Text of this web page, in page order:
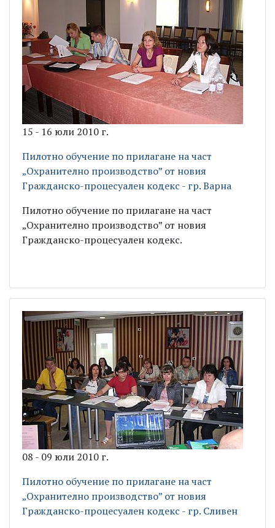
15 - 16 юли 2010 г.
Пилотно обучение по прилагане на част
„Охранително производство” от новия
Гражданско-процесуален кодекс - гр. Варна
Пилотно обучение по прилагане на част
„Охранително производство” от новия
Гражданско-процесуален кодекс.
08 - 09 юли 2010 г.
Пилотно обучение по прилагане на част
„Охранително производство” от новия
Гражданско-процесуален кодекс - гр. Сливен